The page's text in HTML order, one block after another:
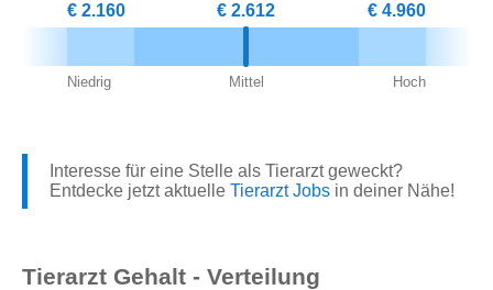
€ 2.160
Niedrig
€ 2.612
Mittel
€ 4.960
Hoch
Interesse für eine Stelle als Tierarzt geweckt?
Entdecke jetzt aktuelle Tierarzt Jobs in deiner Nähe!
Tierarzt Gehalt - Verteilung